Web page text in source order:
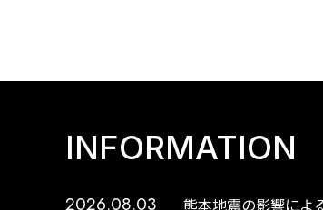
INFORMATION
2026.08.03 熊本地震の影響によ